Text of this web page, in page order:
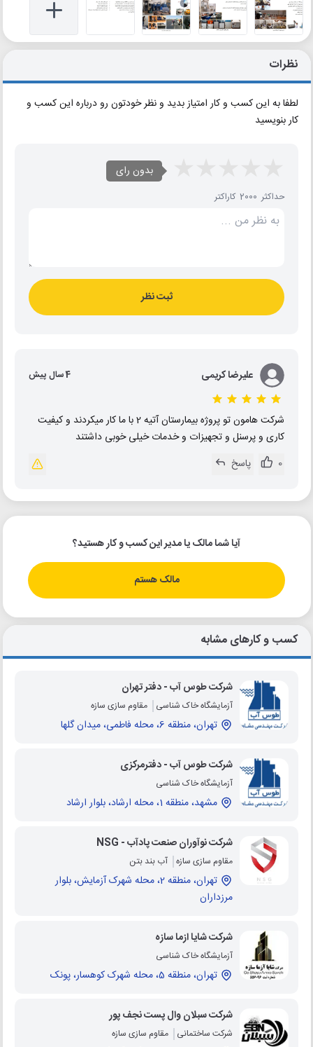
نظرات
لطفا به این کسب و کار امتیاز بدید و نظر خودتون رو درباره این کسب و
کار بنویسید
بدون رای
حداکثر 2000 کاراکتر
ثبت نظر
علیرضا کریمی 4 سال پیش
شرکت هامون تو پروژه بیمارستان آتیه 2 با ما کار میکردند و کیفیت
کاری و پرسنل و تجهیزات و خدمات خیلی خوبی داشتند
0
پاسخ
آیا شما مالک یا مدیر این کسب و کار هستید؟
مالک هستم
کسب و کارهای مشابه
شرکت طوس آب - دفتر تهران
آزمایشگاه خاک شناسی مقاوم سازی سازه
تهران، منطقه 6، محله فاطمی، میدان گلها
شرکت طوس آب - دفترمرکزی
آزمایشگاه خاک شناسی
مشهد، منطقه 1، محله ارشاد، بلوار ارشاد
شرکت نوآوران صنعت پادآب - NSG
مقاوم سازی سازه آب بند بتن
تهران، منطقه 2، محله شهرک آزمایش، بلوار
مرزداران
شرکت شایا ازما سازه
آزمایشگاه خاک شناسی
تهران، منطقه 5، محله شهرک کوهسار، پونک
شرکت سبلان وال پست نجف پور
شرکت ساختمانی مقاوم سازی سازه